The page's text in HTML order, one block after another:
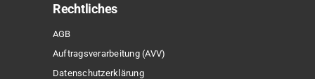
Rechtliches
AGB
Auftragsverarbeitung (AVV)
Datenschutzerklärung